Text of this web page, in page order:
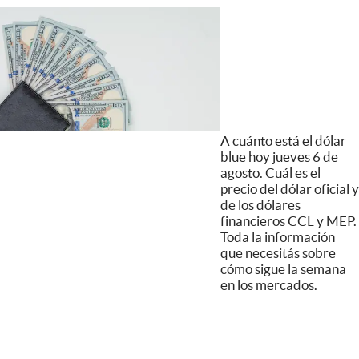
A cuánto está el dólar
blue hoy jueves 6 de
agosto. Cuál es el
precio del dólar oficial y
de los dólares
financieros CCL y MEP.
Toda la información
que necesitás sobre
cómo sigue la semana
en los mercados.